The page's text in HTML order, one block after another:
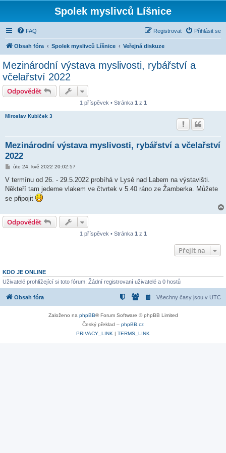
Spolek myslivců Líšnice
FAQ Přihlásit se
Registrovat
Obsah fóra Spolek myslivců Líšnice Veřejná diskuze
Mezinárodní výstava myslivosti, rybářství a
včelařství 2022
Odpovědět
1 příspěvek • Stránka 1 z 1
Miroslav Kubíček 3
Mezinárodní výstava myslivosti, rybářství a včelařství
2022
P
í
p
ě
v
k
úte 24. kvě 2022 20:02:57
V termínu od 26. - 29.5.2022 probíhá v Lysé nad Labem na výstavišti.
Někteří tam jedeme vlakem ve čtvrtek v 5.40 ráno ze Žamberka. Můžete
se připojit
Odpovědět
1 příspěvek • Stránka 1 z 1
Přejít na
KDO JE ONLINE
Uživatelé prohlížející si toto fórum: Žádní registrovaní uživatelé a 0 hostů
Obsah fóra Všechny časy jsou v UTC
Založeno na phpBB® Forum Software © phpBB Limited
Český překlad – phpBB.cz
PRIVACY_LINK | TERMS_LINK